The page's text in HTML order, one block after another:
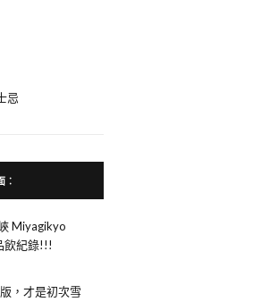
忌
︰
Miyagikyo
飲紀錄!!!
，才是初次雪